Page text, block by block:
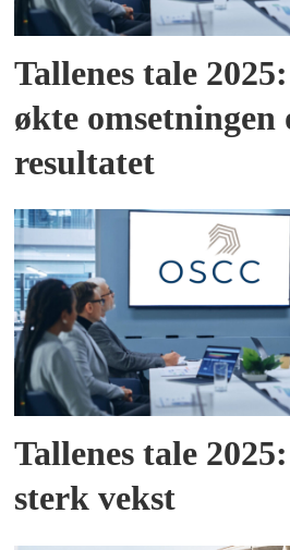
Tallenes tale
økte omsetningen
resultatet
Tallenes tale
sterk vekst